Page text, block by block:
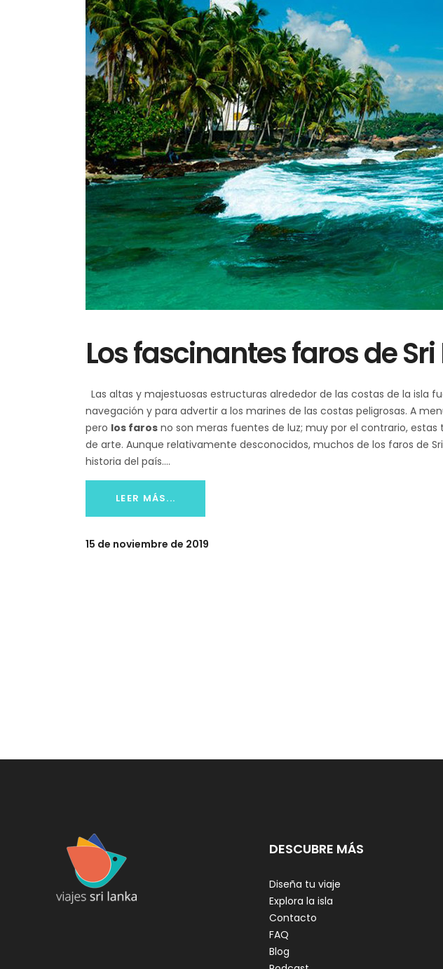
Los fascinantes faros de Sri
Las altas y majestuosas estructuras alrededor de las costas de la isla
navegación y para advertir a los marines de las costas peligrosas. A
pero los faros no son meras fuentes de luz; muy por el contrario,
de arte. Aunque relativamente desconocidos, muchos de los faros de
historia del país.
LEER MÁS...
15 de noviembre de 2019
DESCUBRE MÁS
Diseña tu viaje
Explora la isla
Contacto
FAQ
Blog